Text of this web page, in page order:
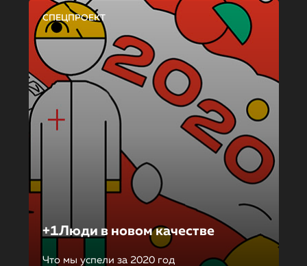
СПЕЦПРОЕКТ
+1Люди в новом качестве
Что мы успели за 2020 год